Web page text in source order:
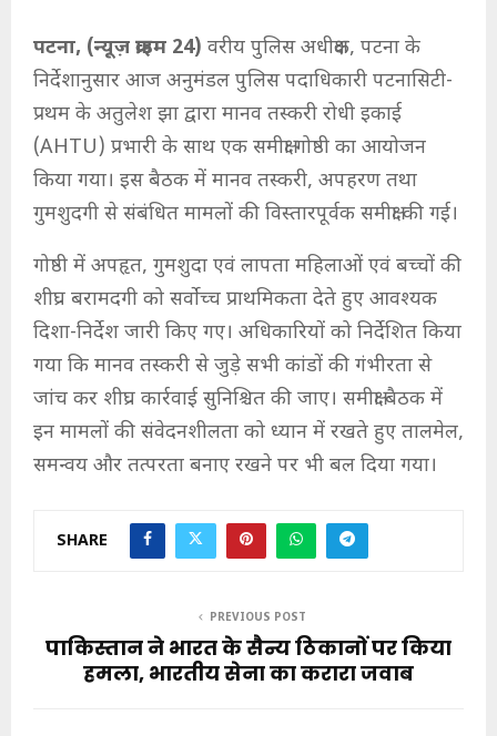
पटना, (न्यूज़ क्राइम 24) वरीय पुलिस अधीक्षक, पटना के
निर्देशानुसार आज अनुमंडल पुलिस पदाधिकारी पटनासिटी-
प्रथम के अतुलेश झा द्वारा मानव तस्करी रोधी इकाई
(AHTU) प्रभारी के साथ एक समीक्षा गोष्ठी का आयोजन
किया गया। इस बैठक में मानव तस्करी, अपहरण तथा
गुमशुदगी से संबंधित मामलों की विस्तारपूर्वक समीक्षा की गई।
गोष्ठी में अपहृत, गुमशुदा एवं लापता महिलाओं एवं बच्चों की
शीघ्र बरामदगी को सर्वोच्च प्राथमिकता देते हुए आवश्यक
दिशा-निर्देश जारी किए गए। अधिकारियों को निर्देशित किया
गया कि मानव तस्करी से जुड़े सभी कांडों की गंभीरता से
जांच कर शीघ्र कार्रवाई सुनिश्चित की जाए। समीक्षा बैठक में
इन मामलों की संवेदनशीलता को ध्यान में रखते हुए तालमेल,
समन्वय और तत्परता बनाए रखने पर भी बल दिया गया।
SHARE
PREVIOUS POST
पाकिस्तान ने भारत के सैन्य ठिकानों पर किया
हमला, भारतीय सेना का करारा जवाब